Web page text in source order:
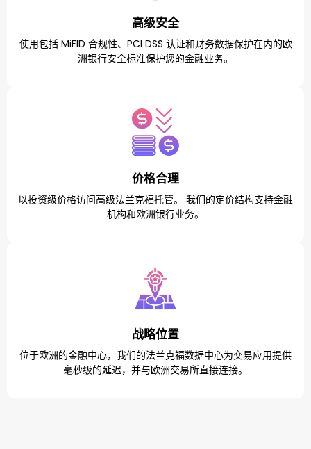
高级安全
使用包括 MiFID 合规性、PCI DSS 认证和财务数据保护在内的欧
洲银行安全标准保护您的金融业务。
价格合理
以投资级价格访问高级法兰克福托管。 我们的定价结构支持金融
机构和欧洲银行业务。
战略位置
位于欧洲的金融中心，我们的法兰克福数据中心为交易应用提供
毫秒级的延迟，并与欧洲交易所直接连接。